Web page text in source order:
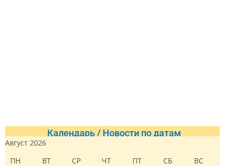
Календарь / Новости по датам
Август 2026
ПН
ВТ СР ЧТ ПТ СБ ВС